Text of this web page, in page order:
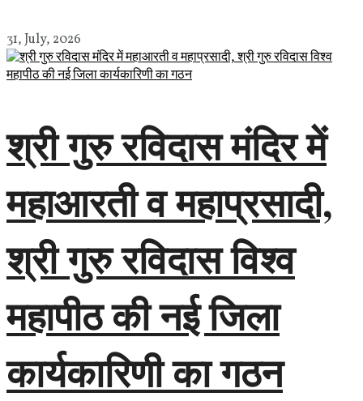
31, July, 2026
श्री गुरु रविदास मंदिर में
महाआरती व महाप्रसादी,
श्री गुरु रविदास विश्व
महापीठ की नई जिला
कार्यकारिणी का गठन